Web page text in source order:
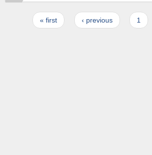
Pages« first ‹ previous 1